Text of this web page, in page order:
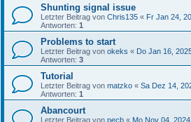
Shunting signal issue
Letzter Beitrag von Chris135 « Fr Jan 24,
Antworten: 1
Problems to start
Letzter Beitrag von okeks « Do Jan 16,
Antworten: 3
Tutorial
Letzter Beitrag von matzko « Sa Dez 14,
Antworten: 1
Abancourt
Letzter Beitrag von pecb « Mo Nov 04,